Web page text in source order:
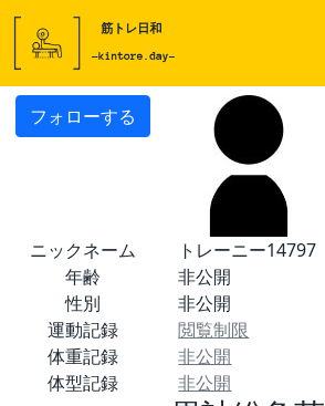
フォローする
ニックネーム
トレーニー14797
年齢
非公開
性別
非公開
運動記録
閲覧制限
体重記録
非公開
体型記録
非公開